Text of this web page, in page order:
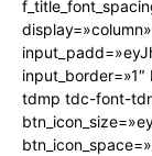
tdmp tdc-font-